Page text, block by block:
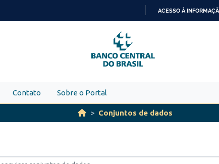
PARA
O
CONTEÚDO
ACESSO À
Contato Sobre o Portal
Conjuntos de dados